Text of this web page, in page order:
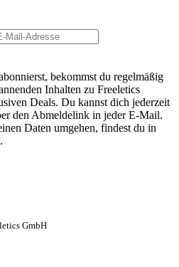
bekommst du regelmäßig
Inhalten zu Freeletics
Deals. Du kannst dich jederzeit
den Abmeldelink in jeder E-Mail.
Daten umgehen, findest du in
GmbH